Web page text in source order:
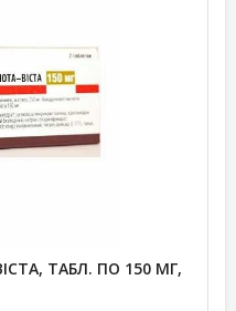
ТАБЛ. ПО 150 МГ,